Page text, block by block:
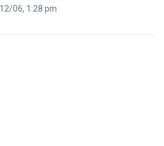
06, 1:28 pm